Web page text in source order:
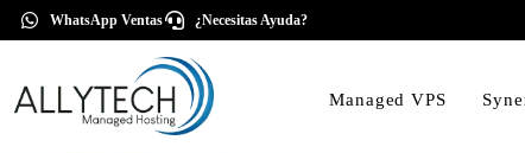
WhatsApp Ventas ¿Necesitas Ayuda?
Managed VPS